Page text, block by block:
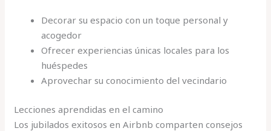
Decorar su espacio con un toque personal y
acogedor
Ofrecer experiencias únicas locales para los
huéspedes
Aprovechar su conocimiento del vecindario
Lecciones aprendidas en el camino
Los jubilados exitosos en Airbnb comparten consejos